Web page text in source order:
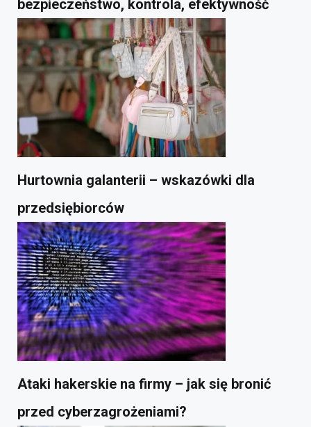
bezpieczeństwo, kontrola, efektywność
Hurtownia galanterii – wskazówki dla
przedsiębiorców
Ataki hakerskie na firmy – jak się bronić
przed cyberzagrożeniami?